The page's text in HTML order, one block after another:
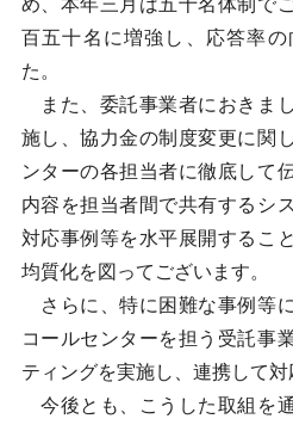
め、本年三月は五十名体制で
百五十名に増強し、応答率
た。
また、委託事業者におきま
施し、協力金の制度変更に関
ンターの各担当者に徹底して
内容を担当者間で共有するシ
対応事例等を水平展開するこ
均質化を図ってございます。
さらに、特に困難な事例等
コールセンターを担う受託事
ティングを実施し、連携して
今後とも、こうした取組を